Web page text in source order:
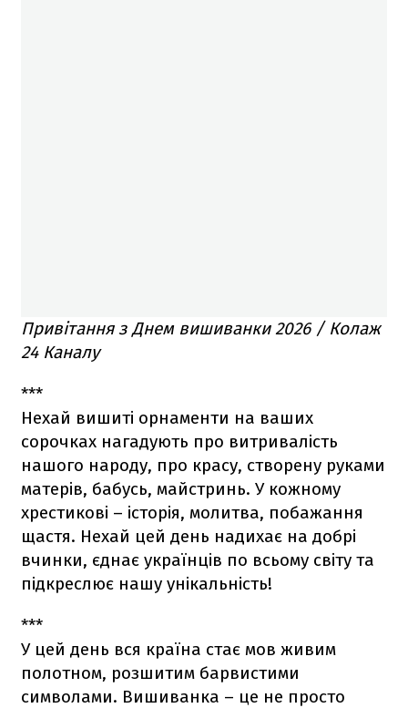
Привітання з Днем вишиванки 2026 / Колаж
24 Каналу
***
Нехай вишиті орнаменти на ваших
сорочках нагадують про витривалість
нашого народу, про красу, створену руками
матерів, бабусь, майстринь. У кожному
хрестикові – історія, молитва, побажання
щастя. Нехай цей день надихає на добрі
вчинки, єднає українців по всьому світу та
підкреслює нашу унікальність!
***
У цей день вся країна стає мов живим
полотном, розшитим барвистими
символами. Вишиванка – це не просто